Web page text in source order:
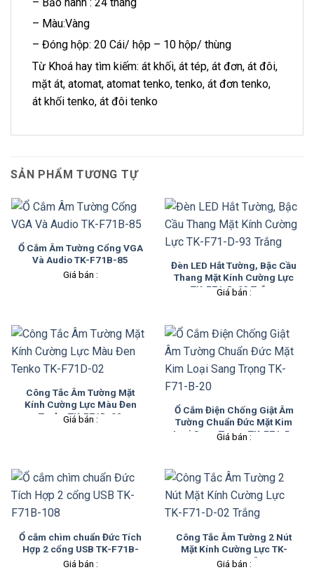
– Màu:Vàng
– Đóng hộp: 20 Cái/ hộp – 10 hộp/ thùng
Từ Khoá hay tìm kiếm: át khối, át tép, át đơn, át đôi,
mặt át, atomat, atomat tenko, tenko, át đơn tenko,
át khối tenko, át đôi tenko
SẢN PHẨM TƯƠNG TỰ
Ổ Cắm Âm Tường Cổng VGA
Và Audio TK-F71B-85
Giá bán :
Đèn LED Hắt Tường, Bậc Cầu
Thang Mặt Kính Cường Lực
TK-F71-D-93 Trắng
Giá bán :
Công Tắc Âm Tường Mặt
Kính Cường Lực Màu Đen
Tenko TK-F71D-02
Giá bán :
Ổ Cắm Điện Chống Giật Âm
Tường Chuẩn Đức Mặt Kim
Loại Sang Trọng TK-F71-B-
Giá bán :
Ổ cắm chìm chuẩn Đức Tích
Hợp 2 cổng USB TK-F71B-
108
Giá bán :
Công Tắc Âm Tường 2 Nút
Mặt Kính Cường Lực TK-
F71-D-02 Trắng
Giá bán :